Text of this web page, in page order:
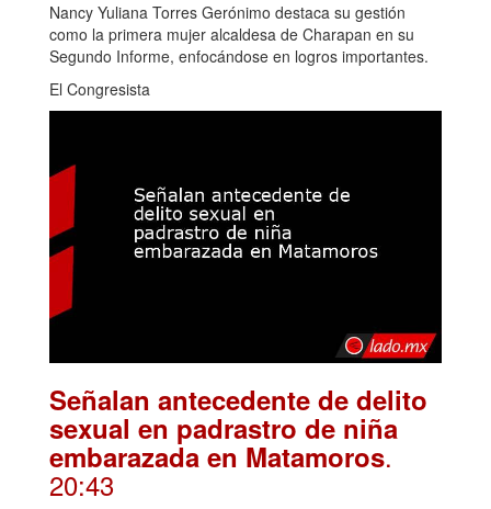
Nancy Yuliana Torres Gerónimo destaca su gestión
como la primera mujer alcaldesa de Charapan en su
Segundo Informe, enfocándose en logros importantes.
El Congresista
Señalan antecedente de delito
sexual en padrastro de niña
embarazada en Matamoros.
20:43